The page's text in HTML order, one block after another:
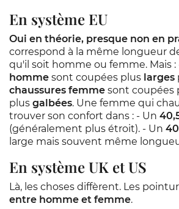
En système EU
Oui en théorie, presque non en
correspond à la même longueur
qu'il soit homme ou femme. Mais :
homme sont coupées plus larges
chaussures femme sont coupées
plus galbées. Une femme qui
trouver son confort dans : - Un
(généralement plus étroit). - Un
large mais souvent même
En système UK et US
Là, les choses diffèrent. Les
entre homme et femme.